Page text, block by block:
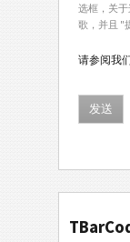
选框，关
歌，并且 "
请参阅我